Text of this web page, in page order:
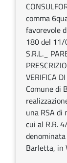
comma
favorevole
180 del 11/
S.R.L._
VERIFICA
Comune di
una RSA
cui al R.R.
denominata
Barletta, in